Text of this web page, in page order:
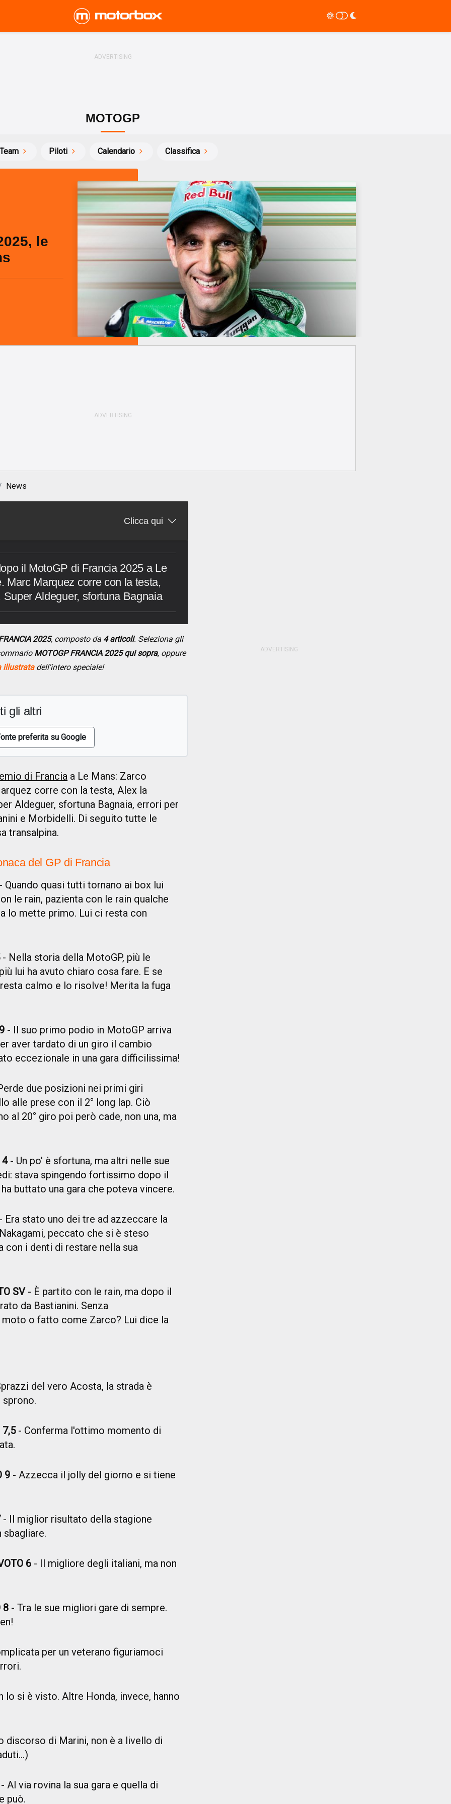
MOTOGP
Team Piloti Calendario Classifica
le
News
Clicca qui
il MotoGP di Francia 2025 a Le
Marc Marquez corre con la testa,
Aldeguer, sfortuna Bagnaia
2025, composto da 4 articoli. Seleziona gli
MOTOGP FRANCIA 2025 qui sopra, oppure
illustratadell'intero speciale!
gli altri
preferita su Google
di Francia a Le Mans: Zarco
corre con la testa, Alex la
Aldeguer, sfortuna Bagnaia, errori per
e Morbidelli. Di seguito tutte le
transalpina.
del GP di Francia
Quando quasi tutti tornano ai box lui
le rain, pazienta con le rain qualche
lo mette primo. Lui ci resta con
- Nella storia della MotoGP, più le
lui ha avuto chiaro cosa fare. E se
calmo e lo risolve! Merita la fuga
- Il suo primo podio in MotoGP arriva
aver tardato di un giro il cambio
eccezionale in una gara difficilissima!
due posizioni nei primi giri
alle prese con il 2° long lap. Ciò
al 20° giro poi però cade, non una, ma
4 - Un po' è sfortuna, ma altri nelle sue
stava spingendo fortissimo dopo il
buttato una gara che poteva vincere.
Era stato uno dei tre ad azzeccare la
peccato che si è steso
con i denti di restare nella sua
SV - È partito con le rain, ma dopo il
da Bastianini. Senza
o fatto come Zarco? Lui dice la
del vero Acosta, la strada è
7,5 - Conferma l'ottimo momento di
9 - Azzecca il jolly del giorno e si tiene
- Il miglior risultato della stagione
sbagliare.
6 - Il migliore degli italiani, ma non
8 - Tra le sue migliori gare di sempre.
per un veterano figuriamoci
lo si è visto. Altre Honda, invece, hanno
discorso di Marini, non è a livello di
- Al via rovina la sua gara e quella di
può.